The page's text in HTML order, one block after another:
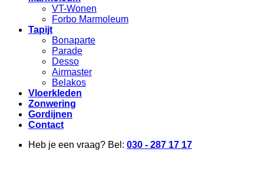
VT-Wonen
Forbo Marmoleum
Tapijt
Bonaparte
Parade
Desso
Airmaster
Belakos
Vloerkleden
Zonwering
Gordijnen
Contact
Heb je een vraag? Bel: 030 - 287 17 17